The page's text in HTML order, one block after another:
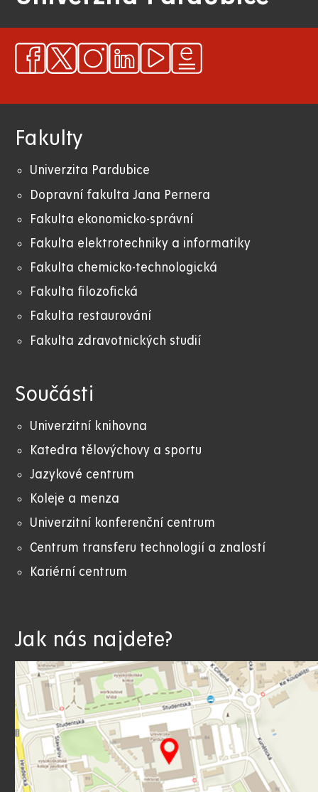
Fakulty
Univerzita Pardubice
Dopravní fakulta Jana Pernera
Fakulta ekonomicko-správní
Fakulta elektrotechniky a informatiky
Fakulta chemicko-technologická
Fakulta filozofická
Fakulta restaurování
Fakulta zdravotnických studií
Součásti
Univerzitní knihovna
Katedra tělovýchovy a sportu
Jazykové centrum
Koleje a menza
Univerzitní konferenční centrum
Centrum transferu technologií a znalostí
Kariérní centrum
Jak nás najdete?